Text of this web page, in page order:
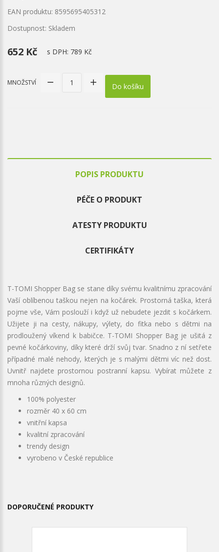
EAN produktu: 8595695405312
Dostupnost: Skladem
652 Kč s DPH: 789 Kč
MNOŽSTVÍ Do košíku
POPIS PRODUKTU
PÉČE O PRODUKT
ATESTY PRODUKTU
CERTIFIKÁTY
T-TOMI Shopper Bag se stane díky svému kvalitnímu zpracování
Vaší oblíbenou taškou nejen na kočárek. Prostorná taška, která
pojme vše, Vám poslouží i když už nebudete jezdit s kočárkem.
Užijete ji na cesty, nákupy, výlety, do fitka nebo s dětmi na
prodloužený víkend k babičce. T-TOMI Shopper Bag je ušitá z
pevné kočárkoviny, díky které drží svůj tvar. Snadno z ní setřete
případné malé nehody, kterých je s malými dětmi víc než dost.
Uvnitř najdete prostornou postranní kapsu. Vybírat můžete z
mnoha různých designů.
100% polyester
rozměr 40 x 60 cm
vnitřní kapsa
kvalitní zpracování
trendy design
vyrobeno v České republice
DOPORUČENÉ PRODUKTY